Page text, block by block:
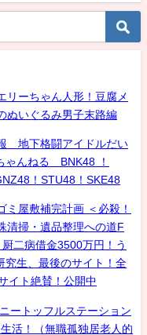
ーちゃん人形！豆腐メ
ぬいぐるみ男子末路編
地下格闘アイドルだい
ゃんねる BNK48 ！
！STU48！SKE48
ミ屋敷補完計画 ＜必殺！
清掃・遺品整理への道F
二病借金3500万円！う
究生、最後のサイト！全
イト絶賛！公開中
ートッフルステーション
活！（無職孤独居老人的